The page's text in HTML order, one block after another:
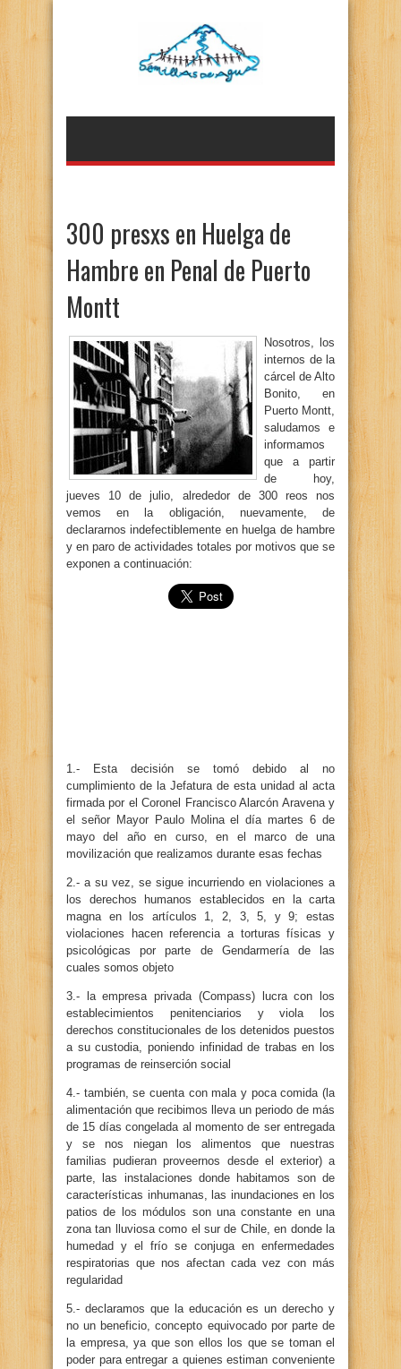
300 presxs en Huelga de
Hambre en Penal de Puerto
Montt
Nosotros, los
internos de la
cárcel de Alto
Bonito, en
Puerto Montt,
saludamos e
informamos
que a partir
de hoy,
jueves 10 de julio, alrededor de 300 reos nos
vemos en la obligación, nuevamente, de
declararnos indefectiblemente en huelga de hambre
y en paro de actividades totales por motivos que se
exponen a continuación:
1.- Esta decisión se tomó debido al no
cumplimiento de la Jefatura de esta unidad al acta
firmada por el Coronel Francisco Alarcón Aravena y
el señor Mayor Paulo Molina el día martes 6 de
mayo del año en curso, en el marco de una
movilización que realizamos durante esas fechas
2.- a su vez, se sigue incurriendo en violaciones a
los derechos humanos establecidos en la carta
magna en los artículos 1, 2, 3, 5, y 9; estas
violaciones hacen referencia a torturas físicas y
psicológicas por parte de Gendarmería de las
cuales somos objeto
3.- la empresa privada (Compass) lucra con los
establecimientos penitenciarios y viola los
derechos constitucionales de los detenidos puestos
a su custodia, poniendo infinidad de trabas en los
programas de reinserción social
4.- también, se cuenta con mala y poca comida (la
alimentación que recibimos lleva un periodo de más
de 15 días congelada al momento de ser entregada
y se nos niegan los alimentos que nuestras
familias pudieran proveernos desde el exterior) a
parte, las instalaciones donde habitamos son de
características inhumanas, las inundaciones en los
patios de los módulos son una constante en una
zona tan lluviosa como el sur de Chile, en donde la
humedad y el frío se conjuga en enfermedades
respiratorias que nos afectan cada vez con más
regularidad
5.- declaramos que la educación es un derecho y
no un beneficio, concepto equivocado por parte de
la empresa, ya que son ellos los que se toman el
poder para entregar a quienes estiman conveniente